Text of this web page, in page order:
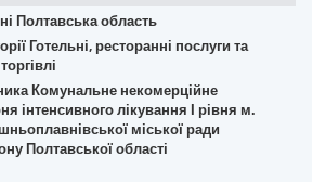
Полтавська область
Готельні, ресторанні послуги та
Комунальне некомерційне
інтенсивного лікування І рівня м.
міської ради
Полтавської області